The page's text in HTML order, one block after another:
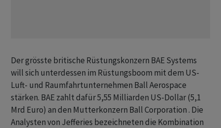
Der grösste britische Rüstungskonzern BAE Systems
will sich unterdessen im Rüstungsboom mit dem US-
Luft- und Raumfahrtunternehmen Ball Aerospace
stärken. BAE zahlt dafür 5,55 Milliarden US-Dollar (5,1
Mrd Euro) an den Mutterkonzern Ball Corporation . Die
Analysten von Jefferies bezeichneten die Kombination